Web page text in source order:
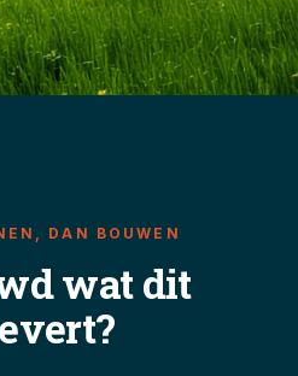
DAN BOUWEN
wat dit